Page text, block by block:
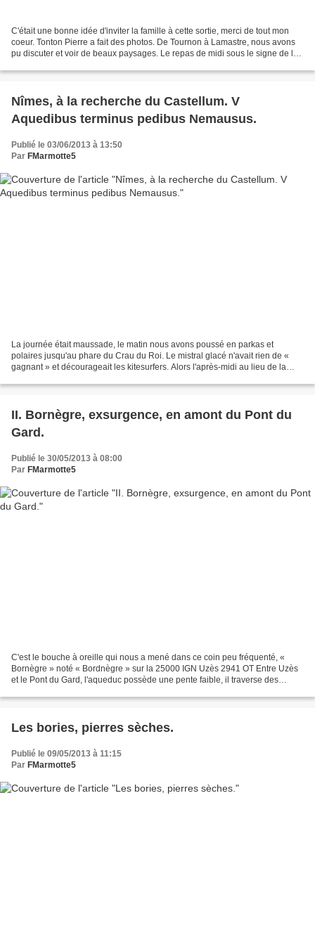
C'était une bonne idée d'inviter la famille à cette sortie, merci de tout mon
coeur. Tonton Pierre a fait des photos. De Tournon à Lamastre, nous avons
pu discuter et voir de beaux paysages. Le repas de midi sous le signe de la
Nîmes, à la recherche du Castellum. V
Aquedibus terminus pedibus Nemausus.
Publié le 03/06/2013 à 13:50
Par FMarmotte5
La journée était maussade, le matin nous avons poussé en parkas et
polaires jusqu'au phare du Crau du Roi. Le mistral glacé n'avait rien de «
gagnant » et décourageait les kitesurfers. Alors l'après-midi au lieu de la
II. Bornègre, exsurgence, en amont du Pont du
Gard.
Publié le 30/05/2013 à 08:00
Par FMarmotte5
C'est le bouche à oreille qui nous a mené dans ce coin peu fréquenté, «
Bornègre » noté « Bordnègre » sur la 25000 IGN Uzès 2941 OT Entre Uzès
et le Pont du Gard, l'aqueduc possède une pente faible, il traverse des
Les bories, pierres sèches.
Publié le 09/05/2013 à 11:15
Par FMarmotte5